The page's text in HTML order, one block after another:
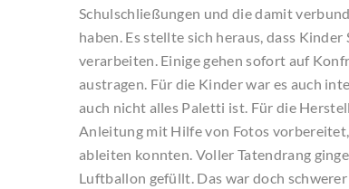
Schulschließungen und die damit
haben. Es stellte sich heraus, dass
verarbeiten. Einige gehen sofort auf
austragen. Für die Kinder war es auch
auch nicht alles Paletti ist. Für die
Anleitung mit Hilfe von Fotos
ableiten konnten. Voller Tatendrang
Luftballon gefüllt. Das war doch